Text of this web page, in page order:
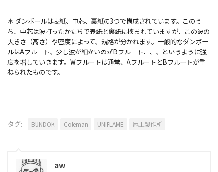
＊ ダンボールは表紙、中芯、裏紙の3つで構成されています。このう
ち、中芯は波打ったかたちで表紙と裏紙に挟まれていますが、この波の
大きさ（高さ）や密度によって、規格が分かれます。一般的なダンボー
ルはAフルート、少し波が細かいのがBフルート、、、というように強
度を増していきます。Wフルートは通常、AフルートとBフルートが重
ねられたものです。
タグ: BUNDOK Coleman UNIFLAME 尾上製作所
aw